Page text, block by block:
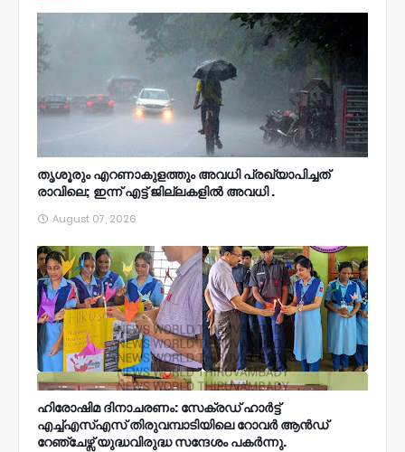
തൃശൂരും എറണാകുളത്തും അവധി പ്രഖ്യാപിച്ചത്
രാവിലെ; ഇന്ന് എട്ട് ജില്ലകളിൽ അവധി .
August 07, 2026
ഹിരോഷിമ ദിനാചരണം: സേക്രഡ് ഹാർട്ട്
എച്ച്എസ്എസ് തിരുവമ്പാടിയിലെ റോവർ ആൻഡ്
റേഞ്ചേഴ്സ് യുദ്ധവിരുദ്ധ സന്ദേശം പകർന്നു.